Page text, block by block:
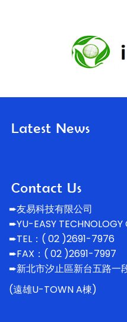
➨友易科技有限公司
➨YU-EASY TECHNOLOGY
➨TEL：( 02 )2691-7976
➨FAX：( 02 )2691-7997
➨新北市汐止區新台五路一
(遠雄U-TOWN A棟)